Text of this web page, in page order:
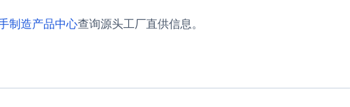
制造产品中心查询源头工厂直供信息。